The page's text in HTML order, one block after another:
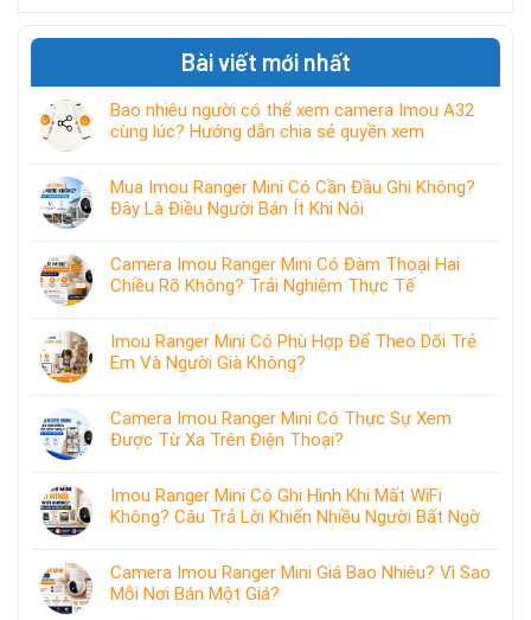
Bài viết mới nhất
Bao nhiêu người có thể xem camera Imou A32
cùng lúc? Hướng dẫn chia sẻ quyền xem
Mua Imou Ranger Mini Có Cần Đầu Ghi Không?
Đây Là Điều Người Bán Ít Khi Nói
Camera Imou Ranger Mini Có Đàm Thoại Hai
Chiều Rõ Không? Trải Nghiệm Thực Tế
Imou Ranger Mini Có Phù Hợp Để Theo Dõi Trẻ
Em Và Người Già Không?
Camera Imou Ranger Mini Có Thực Sự Xem
Được Từ Xa Trên Điện Thoại?
Imou Ranger Mini Có Ghi Hình Khi Mất WiFi
Không? Câu Trả Lời Khiến Nhiều Người Bất Ngờ
Camera Imou Ranger Mini Giá Bao Nhiêu? Vì Sao
Mỗi Nơi Bán Một Giá?